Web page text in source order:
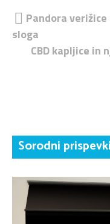
Navigacija
prispevka
Pandora
sloga
CBD kapljice in
Sorodni prispevki